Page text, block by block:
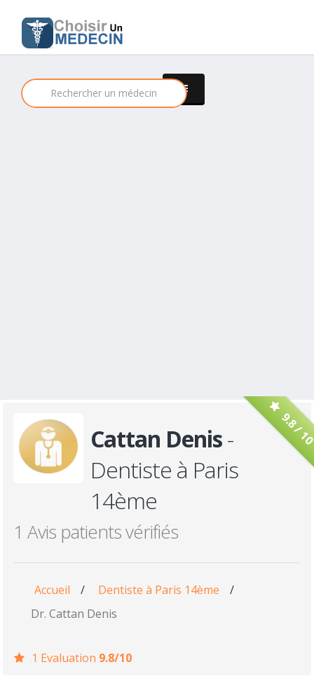
9.8 /
Cattan Denis-
Dentiste à Paris
14ème
1 Avis patients vérifiés
Accueil / Dentiste à Paris 14ème
/
Dr. Cattan Denis
1 Evaluation 9.8/10